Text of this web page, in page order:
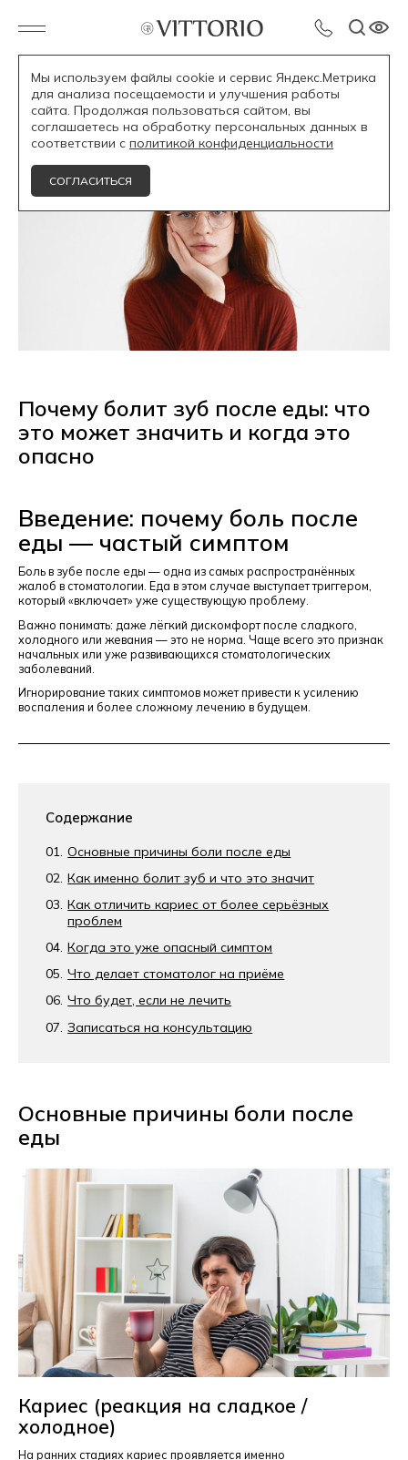
Блог /
Почему болит зуб после еды: что
это может значить и когда это
опасно
Введение: почему боль после
еды — частый симптом
Боль в зубе после еды — одна из самых распространённых
жалоб в стоматологии. Еда в этом случае выступает триггером,
который «включает» уже существующую проблему.
Важно понимать: даже лёгкий дискомфорт после сладкого,
холодного или жевания — это не норма. Чаще всего это признак
начальных или уже развивающихся стоматологических
заболеваний.
Игнорирование таких симптомов может привести к усилению
воспаления и более сложному лечению в будущем.
Содержание
Основные причины боли после еды
Как именно болит зуб и что это значит
Как отличить кариес от более серьёзных
проблем
Когда это уже опасный симптом
Что делает стоматолог на приёме
Что будет, если не лечить
Записаться на консультацию
Основные причины боли после
еды
Кариес (реакция на сладкое /
холодное)
На ранних стадиях кариес проявляется именно
Мы используем файлы cookie и сервис Яндекс.Метрика
для анализа посещаемости и улучшения работы
сайта. Продолжая пользоваться сайтом, вы
соглашаетесь на обработку персональных данных в
соответствии с политикой конфиденциальности
СОГЛАСИТЬСЯ